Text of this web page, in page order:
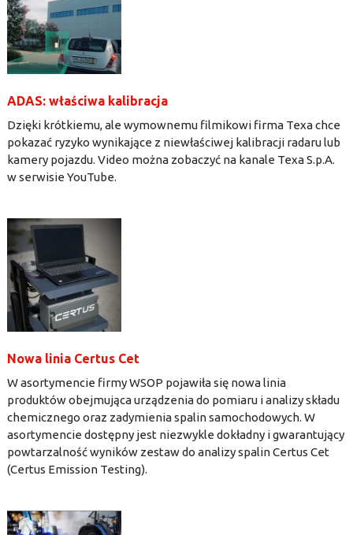
ADAS: właściwa kalibracja
Dzięki krótkiemu, ale wymownemu filmikowi firma Texa chce
pokazać ryzyko wynikające z niewłaściwej kalibracji radaru lub
kamery pojazdu. Video można zobaczyć na kanale Texa S.p.A.
w serwisie YouTube.
Nowa linia Certus Cet
W asortymencie firmy WSOP pojawiła się nowa linia
produktów obejmująca urządzenia do pomiaru i analizy składu
chemicznego oraz zadymienia spalin samochodowych. W
asortymencie dostępny jest niezwykle dokładny i gwarantujący
powtarzalność wyników zestaw do analizy spalin Certus Cet
(Certus Emission Testing).